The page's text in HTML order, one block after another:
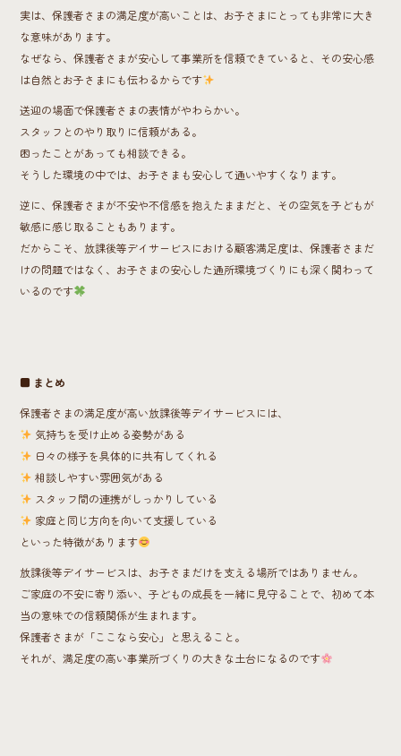
実は、保護者さまの満足度が高いことは、お子さまにとっても非常に大き
な意味があります。
なぜなら、保護者さまが安心して事業所を信頼できていると、その安心感
は自然とお子さまにも伝わるからです
送迎の場面で保護者さまの表情がやわらかい。
スタッフとのやり取りに信頼がある。
困ったことがあっても相談できる。
そうした環境の中では、お子さまも安心して通いやすくなります。
逆に、保護者さまが不安や不信感を抱えたままだと、その空気を子どもが
敏感に感じ取ることもあります。
だからこそ、放課後等デイサービスにおける顧客満足度は、保護者さまだ
けの問題ではなく、お子さまの安心した通所環境づくりにも深く関わって
いるのです
■ まとめ
保護者さまの満足度が高い放課後等デイサービスには、
気持ちを受け止める姿勢がある
日々の様子を具体的に共有してくれる
相談しやすい雰囲気がある
スタッフ間の連携がしっかりしている
家庭と同じ方向を向いて支援している
といった特徴があります
放課後等デイサービスは、お子さまだけを支える場所ではありません。
ご家庭の不安に寄り添い、子どもの成長を一緒に見守ることで、初めて本
当の意味での信頼関係が生まれます。
保護者さまが「ここなら安心」と思えること。
それが、満足度の高い事業所づくりの大きな土台になるのです